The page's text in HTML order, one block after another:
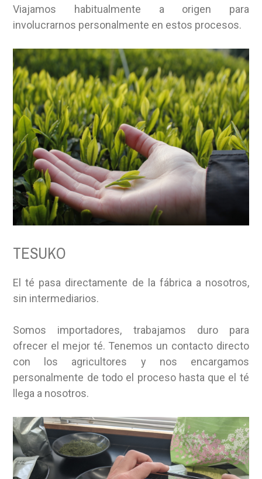
Viajamos habitualmente a origen para
involucrarnos personalmente en estos procesos.
TESUKO
El té pasa directamente de la fábrica a nosotros,
sin intermediarios.
Somos importadores, trabajamos duro para
ofrecer el mejor té. Tenemos un contacto directo
con los agricultores y nos encargamos
personalmente de todo el proceso hasta que el té
llega a nosotros.